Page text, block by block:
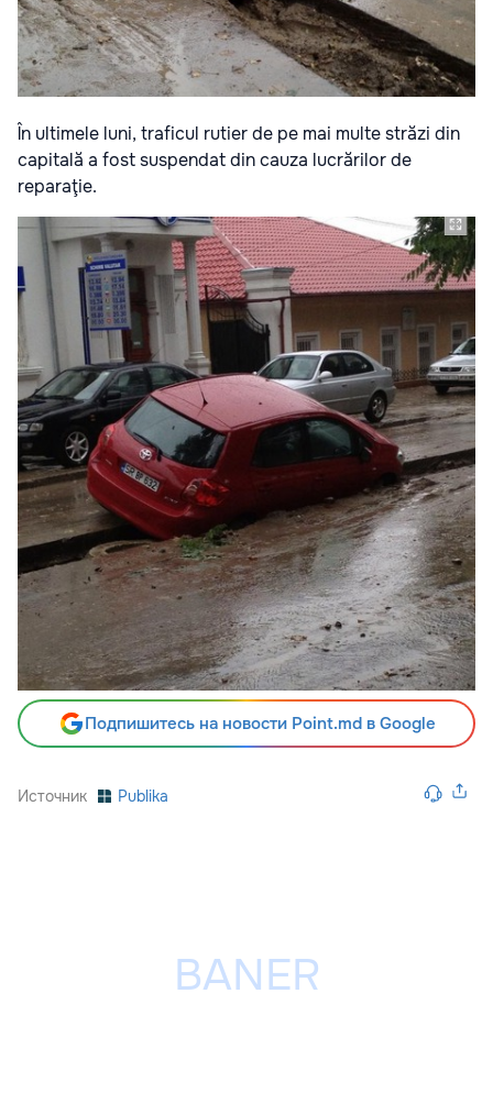
În ultimele luni, traficul rutier de pe mai multe străzi din
capitală a fost suspendat din cauza lucrărilor de
reparaţie.
Подпишитесь на новости Point.md в Google
Источник Publika